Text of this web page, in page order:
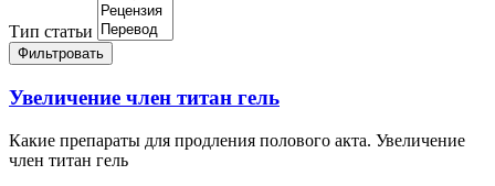
Тип статьи
Фильтровать
Увеличение член титан гель
Какие препараты для продления полового акта. Увеличение
член титан гель